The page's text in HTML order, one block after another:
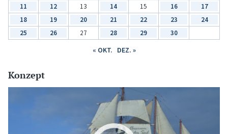
11
12 13 14 15 16
17
18
19 20 21 22 23
24
25
26 27 28 29 30
« OKT. DEZ. »
Konzept